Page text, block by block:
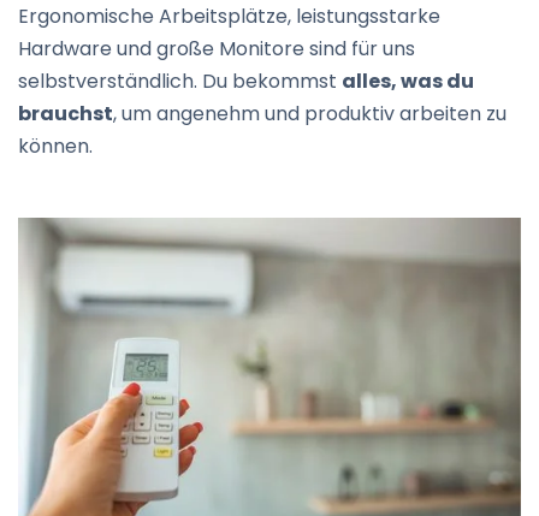
Ergonomische Arbeitsplätze, leistungsstarke
Hardware und große Monitore sind für uns
selbstverständlich. Du bekommst alles, was du
brauchst, um angenehm und produktiv arbeiten zu
können.